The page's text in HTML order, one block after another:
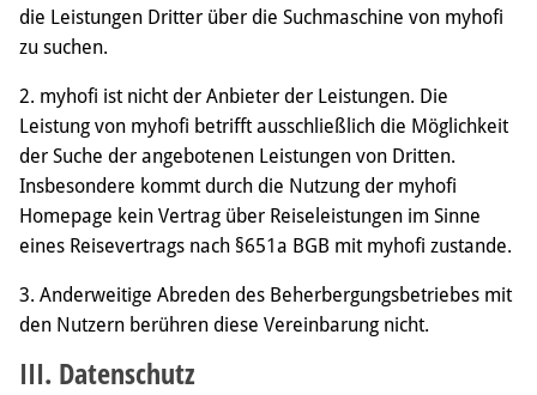
die Leistungen Dritter über die Suchmaschine von myhofi
zu suchen.
2. myhofi ist nicht der Anbieter der Leistungen. Die
Leistung von myhofi betrifft ausschließlich die Möglichkeit
der Suche der angebotenen Leistungen von Dritten.
Insbesondere kommt durch die Nutzung der myhofi
Homepage kein Vertrag über Reiseleistungen im Sinne
eines Reisevertrags nach §651a BGB mit myhofi zustande.
3. Anderweitige Abreden des Beherbergungsbetriebes mit
den Nutzern berühren diese Vereinbarung nicht.
III. Datenschutz